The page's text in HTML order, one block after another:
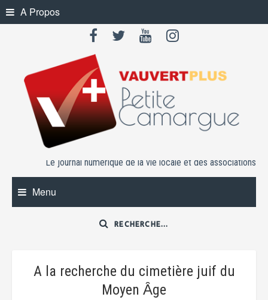
Skip
to
A Propos
Le journal numérique de la vie locale et des associations
Menu
A la recherche du cimetière juif du
Moyen Ȃge